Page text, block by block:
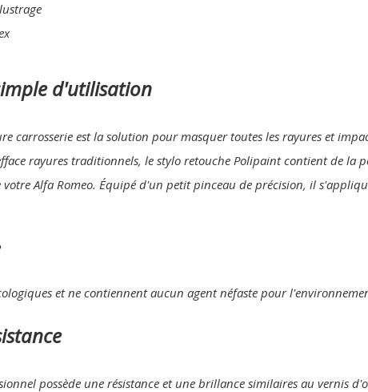
d'utilisation
carrosserie est la solution pour masquer toutes les rayures et
rayures traditionnels, le stylo retouche Polipaint contient de la
Alfa Romeo. Équipé d'un petit pinceau de précision, il
et ne contiennent aucun agent néfaste pour
possède une résistance et une brillance similaires au vernis